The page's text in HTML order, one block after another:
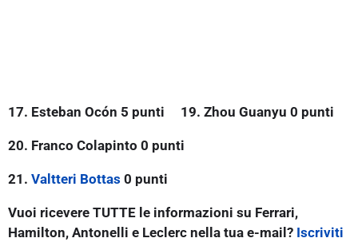
17. Esteban Ocón 5 punti 19. Zhou Guanyu 0 punti
20. Franco Colapinto 0 punti
21. Valtteri Bottas 0 punti
Vuoi ricevere TUTTE le informazioni su Ferrari,
Hamilton, Antonelli e Leclerc nella tua e-mail? Iscriviti